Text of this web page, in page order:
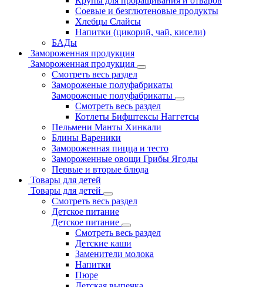
Соевые и безглютеновые продукты
Хлебцы Слайсы
Напитки (цикорий, чай, кисели)
БАДы
Замороженная продукция
Замороженная продукция
Смотреть весь раздел
Замороженые полуфабрикаты
Замороженые полуфабрикаты
Смотреть весь раздел
Котлеты Бифштексы Наггетсы
Пельмени Манты Хинкали
Блины Вареники
Замороженная пицца и тесто
Замороженные овощи Грибы Ягоды
Первые и вторые блюда
Товары для детей
Товары для детей
Смотреть весь раздел
Детское питание
Детское питание
Смотреть весь раздел
Детские каши
Заменители молока
Напитки
Пюре